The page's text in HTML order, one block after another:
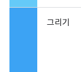
그리기